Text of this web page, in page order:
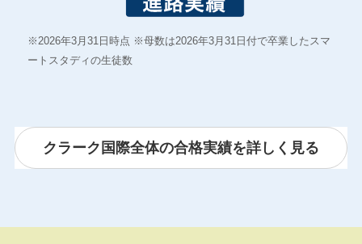
※2026年3月31日時点 ※母数は2026年3月31日付で卒業したスマ
ートスタディの生徒数
クラーク国際全体の合格実績を詳しく見る